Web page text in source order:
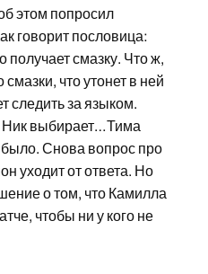
этом попросил
говорит пословица:
получает смазку. Что ж,
что утонет в ней
следить за языком.
Ник выбирает…Тима
Снова вопрос про
уходит от ответа. Но
о том, что Камилла
чтобы ни у кого не